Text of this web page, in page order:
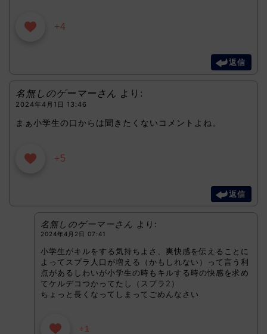
+4
返信
名無しのゲーマーさん より:
2024年4月1日 13:46
まぁ小学生の口からは聞きたくないコメントよね。
+5
返信
名無しのゲーマーさん より:
2024年4月2日 07:41
小学生がキルをする気持ちよさ、爽快感を伝えることに
よってスプラ人口が増える（かもしれない）って言う利
点があるしわいが小学生の時もキルする時の快感を求め
てケルデコつかってたし（スプラ2）
ちょっと長くなってしまってごめんなさい
+1